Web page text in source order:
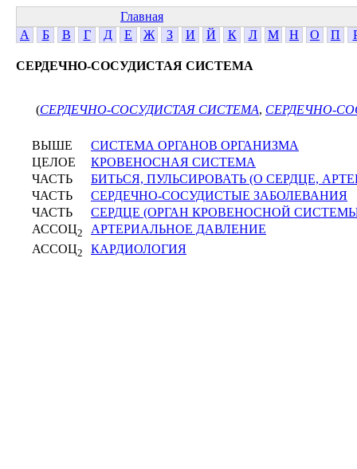
Главная
А
Б В Г Д Е Ж З И Й К Л М Н О П
СЕРДЕЧНО-СОСУДИСТАЯ СИСТЕМА
(СЕРДЕЧНО-СОСУДИСТАЯ СИСТЕМА, СЕРДЕЧНО-
ВЫШЕ
СИСТЕМА ОРГАНОВ ОРГАНИЗМА
ЦЕЛОЕ
КРОВЕНОСНАЯ СИСТЕМА
ЧАСТЬ
БИТЬСЯ, ПУЛЬСИРОВАТЬ (О СЕРДЦЕ,
ЧАСТЬ
СЕРДЕЧНО-СОСУДИСТЫЕ ЗАБОЛЕВАНИЯ
ЧАСТЬ
СЕРДЦЕ (ОРГАН КРОВЕНОСНОЙ
АССОЦ2
АРТЕРИАЛЬНОЕ ДАВЛЕНИЕ
АССОЦ2 КАРДИОЛОГИЯ